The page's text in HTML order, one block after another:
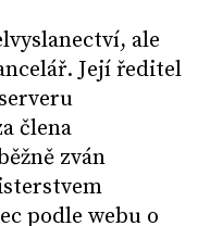
ale
Její ředitel
člena
zván
podle webu o